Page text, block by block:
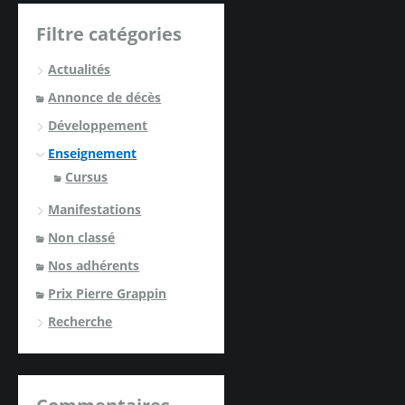
Filtre catégories
Actualités
Annonce de décès
Développement
Enseignement
Cursus
Manifestations
Non classé
Nos adhérents
Prix Pierre Grappin
Recherche